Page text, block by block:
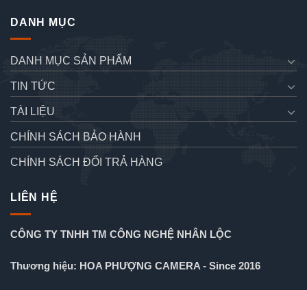
DANH MỤC
DANH MỤC SẢN PHẨM
TIN TỨC
TÀI LIỆU
CHÍNH SÁCH BẢO HÀNH
CHÍNH SÁCH ĐỔI TRẢ HÀNG
LIÊN HỆ
CÔNG TY TNHH TM CÔNG NGHỆ NHÂN LỘC
Thương hiệu: HOA PHƯỢNG CAMERA - Since 2016